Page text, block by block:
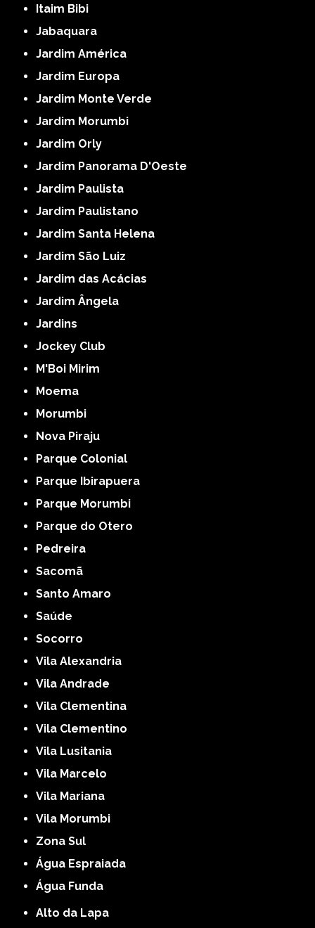
Itaim Bibi
Jabaquara
Jardim América
Jardim Europa
Jardim Monte Verde
Jardim Morumbi
Jardim Orly
Jardim Panorama D'Oeste
Jardim Paulista
Jardim Paulistano
Jardim Santa Helena
Jardim São Luiz
Jardim das Acácias
Jardim Ângela
Jardins
Jockey Club
M'Boi Mirim
Moema
Morumbi
Nova Piraju
Parque Colonial
Parque Ibirapuera
Parque Morumbi
Parque do Otero
Pedreira
Sacomã
Santo Amaro
Saúde
Socorro
Vila Alexandria
Vila Andrade
Vila Clementina
Vila Clementino
Vila Lusitania
Vila Marcelo
Vila Mariana
Vila Morumbi
Zona Sul
Água Espraiada
Água Funda
Alto da Lapa